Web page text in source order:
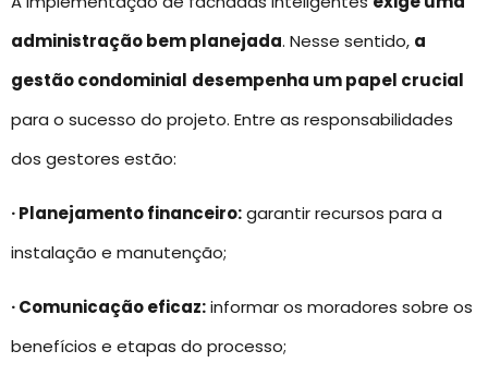
administração bem planejada. Nesse sentido, a
gestão condominial desempenha um papel crucial
para o sucesso do projeto. Entre as responsabilidades
dos gestores estão:
· Planejamento financeiro:garantir recursos para a
instalação e manutenção;
· Comunicação eficaz:informar os moradores sobre os
benefícios e etapas do processo;